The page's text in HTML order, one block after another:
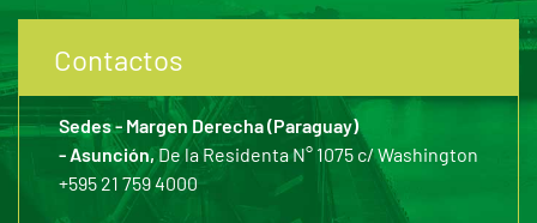
Contactos
Sedes - Margen Derecha (Paraguay)
- Asunción,De la Residenta N° 1075 c/ Washington
+595 21 759 4000